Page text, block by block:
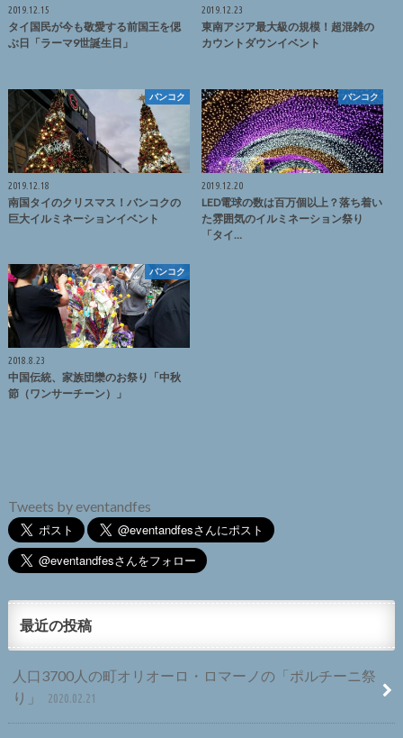
2019.12.15
タイ国民が今も敬愛する前国王を偲
ぶ日「ラーマ9世誕生日」
2019.12.23
東南アジア最大級の規模！超混雑の
カウントダウンイベント
バンコク
2019.12.18
南国タイのクリスマス！バンコクの
巨大イルミネーションイベント
バンコク
2019.12.20
LED電球の数は百万個以上？落ち着い
た雰囲気のイルミネーション祭り
「タイ…
バンコク
2018.8.23
中国伝統、家族団欒のお祭り「中秋
節（ワンサーチーン）」
Tweets by eventandfes
最近の投稿
人口3700人の町オリオーロ・ロマーノの「ポルチーニ祭
り」
2020.02.21